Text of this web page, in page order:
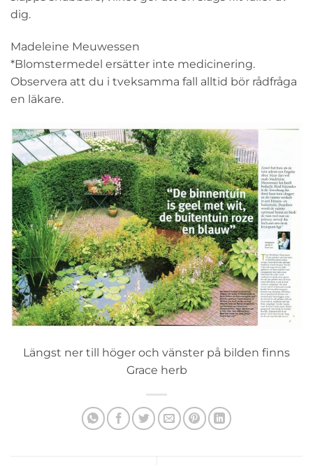
dig.
Madeleine Meuwessen
*Blomstermedel ersätter inte medicinering.
Observera att du i tveksamma fall alltid bör rådfråga
en läkare.
Längst ner till höger och vänster på bilden finns
Grace herb